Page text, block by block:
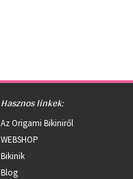
Hasznos linkek:
Az Origami Bikiniről
WEBSHOP
Bikinik
Blog